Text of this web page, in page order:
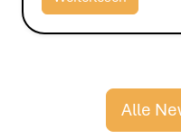
besonderer Stangen-
spannenden
Weiterlesen